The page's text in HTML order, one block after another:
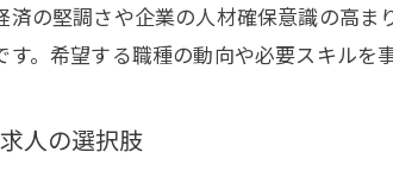
高卒や第二新卒向け求人
の堅調さや企業の人材確保意識の高
。希望する職種の動向や必要スキルを
人の選択肢